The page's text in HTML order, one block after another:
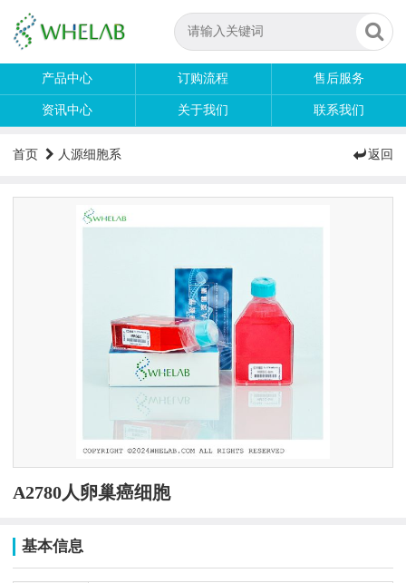
产品中心 订购流程 售后服务
资讯中心 关于我们 联系我们
首页 人源细胞系 返回
A2780人卵巢癌细胞
基本信息